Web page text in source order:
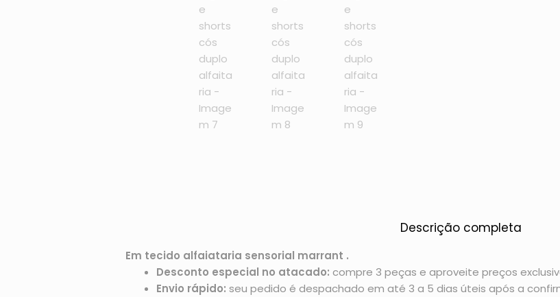
Descrição completa
Em tecido alfaiataria sensorial marrant .
Desconto especial no atacado: compre 3 peças e aproveite preços
Envio rápido: seu pedido é despachado em até 3 a 5 dias úteis após a